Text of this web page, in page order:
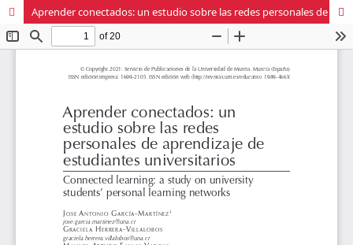
Aprender conectados: un estudio sobre las redes personales de aprendizaje de estudiantes universitarios